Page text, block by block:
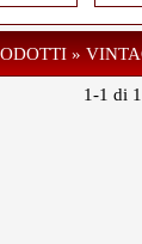
»
1-1 di